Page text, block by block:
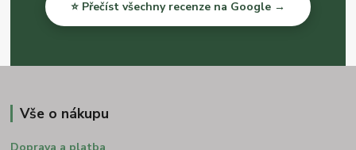
⭐ Přečíst všechny recenze na Google →
Vše o nákupu